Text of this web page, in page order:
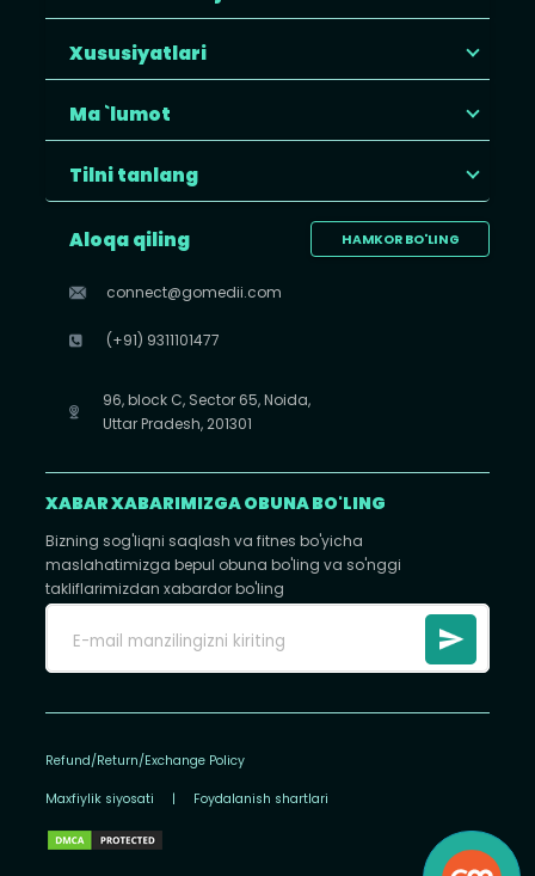
Xususiyatlari
Ma `lumot
Tilni tanlang
HAMKOR BO'LING
Aloqa qiling
connect@gomedii.com
(+91) 9311101477
96, block C, Sector 65, Noida,
Uttar Pradesh, 201301
XABAR XABARIMIZGA OBUNA BO'LING
Bizning sog'liqni saqlash va fitnes bo'yicha
maslahatimizga bepul obuna bo'ling va so'nggi
takliflarimizdan xabardor bo'ling
Refund/Return/Exchange Policy
Maxfiylik siyosati | Foydalanish shartlari